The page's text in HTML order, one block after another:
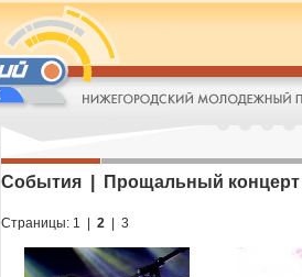
События | Прощальный концерт
Страницы: 1 | 2 | 3